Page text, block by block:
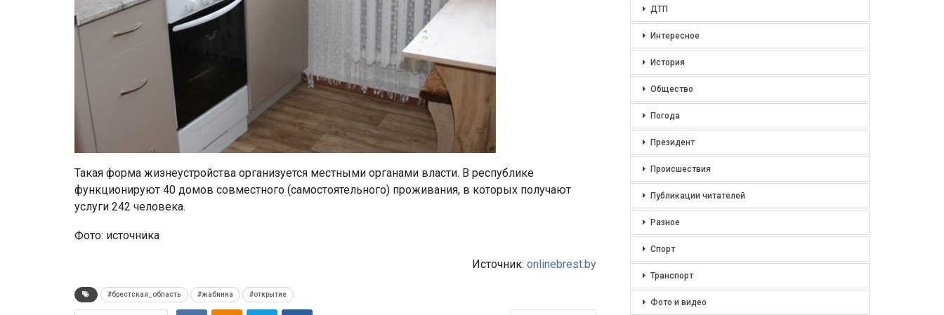
Такая форма жизнеустройства организуется местными органами власти. В республике
функционируют 40 домов совместного (самостоятельного) проживания, в которых получают
услуги 242 человека.
Фото: источника
Источник: onlinebrest.by
#брестская_область #жабинка #открытие
ДТП
Интересное
История
Общество
Погода
Президент
Происшествия
Публикации читателей
Разное
Спорт
Транспорт
Фото и видео